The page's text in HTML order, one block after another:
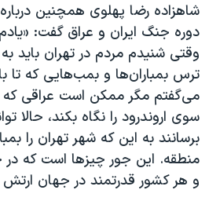
شاهزاده رضا پهلوی همچنین
دوره جنگ ایران و عراق گفت:
وقتی شنیدم مردم در تهران باید به
ترس بمباران‌ها و بمب‌هایی که تا
می‌گفتم مگر ممکن است عراقی که
سوی اروندرود را نگاه بکند، حالا
برسانند به این که شهر تهران را
منطقه. این جور چیزها است که در
و هر کشور قدرتمند در جهان ارتش